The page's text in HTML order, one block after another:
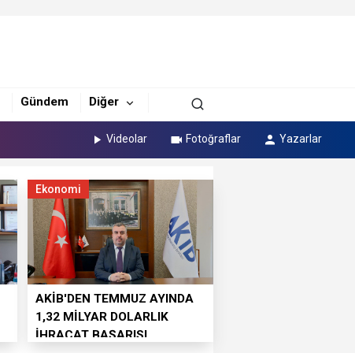
Gündem Diğer
Videolar Fotoğraflar Yazarlar
Ekonomi
AKİB'DEN TEMMUZ AYINDA
1,32 MİLYAR DOLARLIK
İHRACAT BAŞARISI